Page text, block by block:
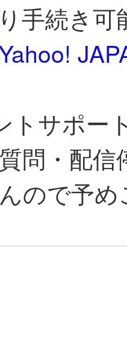
手続き可
トサポー
問・配
ので予